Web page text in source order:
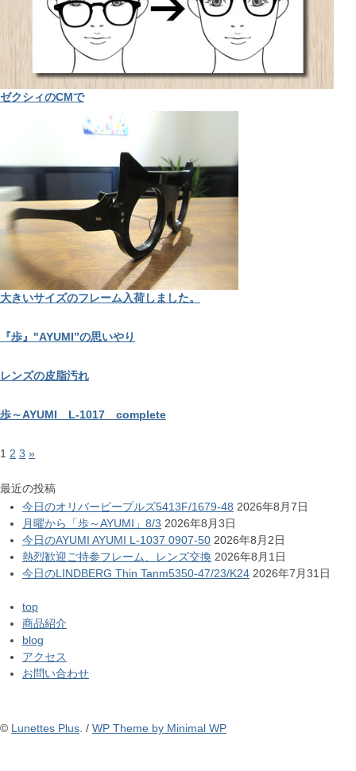
ゼクシィのCMで
大きいサイズのフレーム入荷しました。
『歩』"AYUMI”の思いやり
レンズの皮脂汚れ
歩～AYUMI L-1017 complete
1 2 3 »
最近の投稿
今日のオリバーピープルズ5413F/1679-48 2026年8月7日
月曜から「歩～AYUMI」8/3 2026年8月3日
今日のAYUMI AYUMI L-1037 0907-50 2026年8月2日
熱烈歓迎ご持参フレーム、レンズ交換 2026年8月1日
今日のLINDBERG Thin Tanm5350-47/23/K24 2026年7月31日
top
商品紹介
blog
アクセス
お問い合わせ
© Lunettes Plus . / WP Theme by Minimal WP